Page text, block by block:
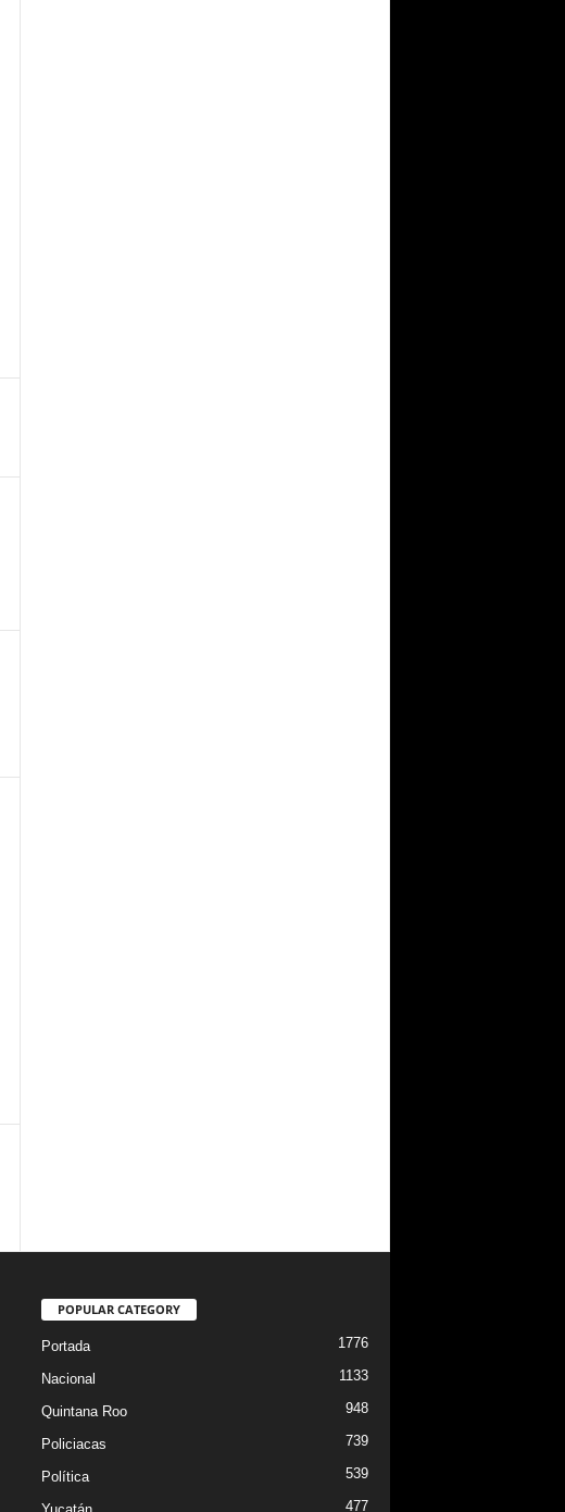
POPULAR CATEGORY
Portada 1776
Nacional 1133
Quintana Roo 948
Policiacas 739
Política 539
477